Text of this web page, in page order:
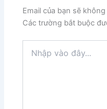
Email của bạn sẽ
Các trường bắt buộc
vào